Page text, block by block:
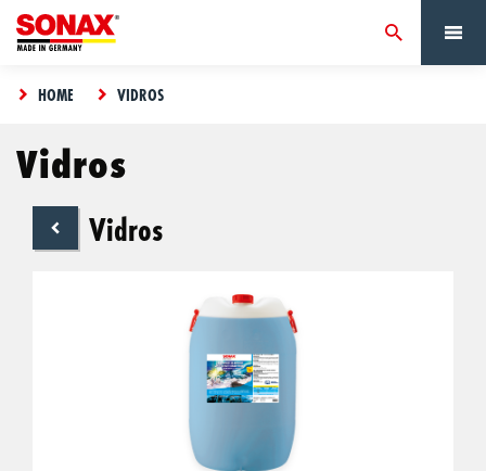
HOME VIDROS
Vidros
Vidros